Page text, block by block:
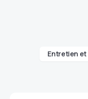
Entretien et